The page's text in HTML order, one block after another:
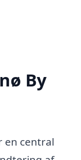
By
en central